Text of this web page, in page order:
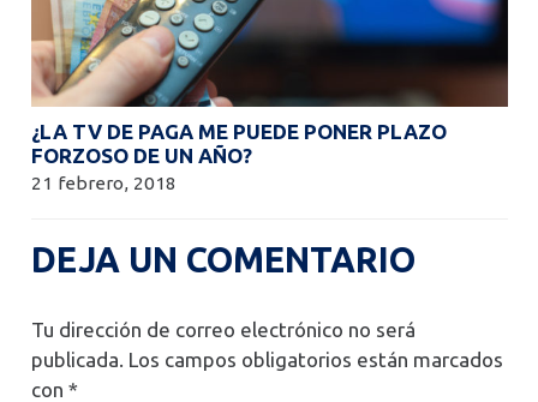
¿LA TV DE PAGA ME PUEDE PONER PLAZO
FORZOSO DE UN AÑO?
21 febrero, 2018
DEJA UN COMENTARIO
Tu dirección de correo electrónico no será
publicada. Los campos obligatorios están marcados
con *